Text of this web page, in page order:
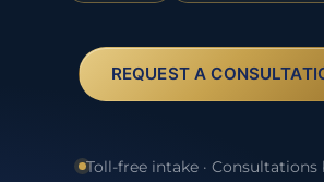
REQUEST A
Toll-free intake ·